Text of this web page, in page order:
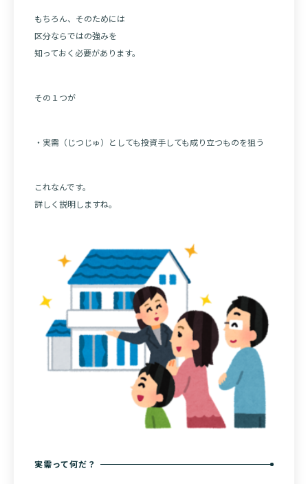
もちろん、そのためには
区分ならではの強みを
知っておく必要があります。
その１つが
・実需（じつじゅ）としても投資手しても成り立つものを狙う
これなんです。
詳しく説明しますね。
実需って何だ？